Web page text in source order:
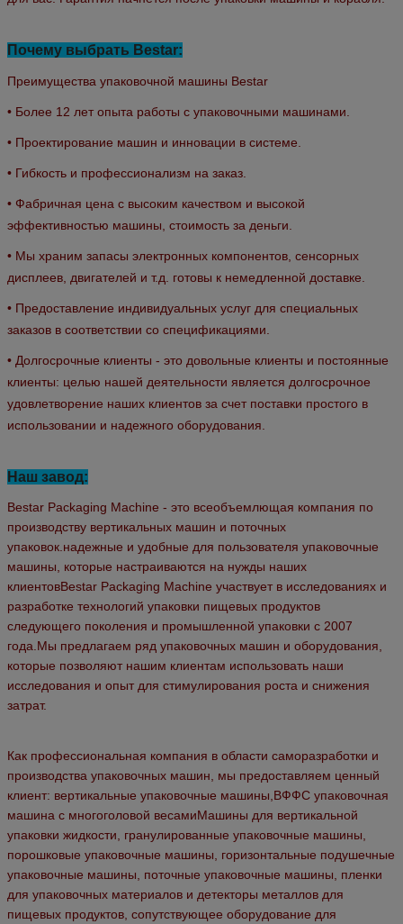
Почему выбрать Bestar:
Преимущества упаковочной машины Bestar
• Более 12 лет опыта работы с упаковочными машинами.
• Проектирование машин и инновации в системе.
• Гибкость и профессионализм на заказ.
• Фабричная цена с высоким качеством и высокой
эффективностью машины, стоимость за деньги.
• Мы храним запасы электронных компонентов, сенсорных
дисплеев, двигателей и т.д. готовы к немедленной доставке.
• Предоставление индивидуальных услуг для специальных
заказов в соответствии со спецификациями.
• Долгосрочные клиенты - это довольные клиенты и постоянные
клиенты: целью нашей деятельности является долгосрочное
удовлетворение наших клиентов за счет поставки простого в
использовании и надежного оборудования.
Наш завод:
Bestar Packaging Machine - это всеобъемлющая компания по
производству вертикальных машин и поточных
упаковок.надежные и удобные для пользователя упаковочные
машины, которые настраиваются на нужды наших
клиентовBestar Packaging Machine участвует в исследованиях и
разработке технологий упаковки пищевых продуктов
следующего поколения и промышленной упаковки с 2007
года.Мы предлагаем ряд упаковочных машин и оборудования,
которые позволяют нашим клиентам использовать наши
исследования и опыт для стимулирования роста и снижения
затрат.
Как профессиональная компания в области саморазработки и
производства упаковочных машин, мы предоставляем ценный
клиент: вертикальные упаковочные машины,ВФФС упаковочная
машина с многоголовой весамиМашины для вертикальной
упаковки жидкости, гранулированные упаковочные машины,
порошковые упаковочные машины, горизонтальные подушечные
упаковочные машины, поточные упаковочные машины, пленки
для упаковочных материалов и детекторы металлов для
пищевых продуктов, сопутствующее оборудование для